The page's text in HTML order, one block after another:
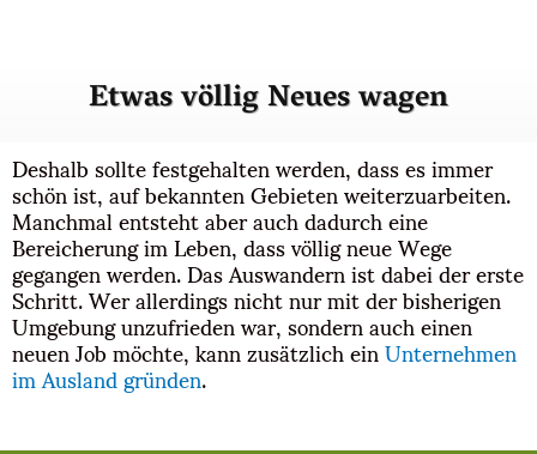
Etwas völlig Neues wagen
Deshalb sollte festgehalten werden, dass es immer
schön ist, auf bekannten Gebieten weiterzuarbeiten.
Manchmal entsteht aber auch dadurch eine
Bereicherung im Leben, dass völlig neue Wege
gegangen werden. Das Auswandern ist dabei der erste
Schritt. Wer allerdings nicht nur mit der bisherigen
Umgebung unzufrieden war, sondern auch einen
neuen Job möchte, kann zusätzlich einUnternehmen
im Ausland gründen.